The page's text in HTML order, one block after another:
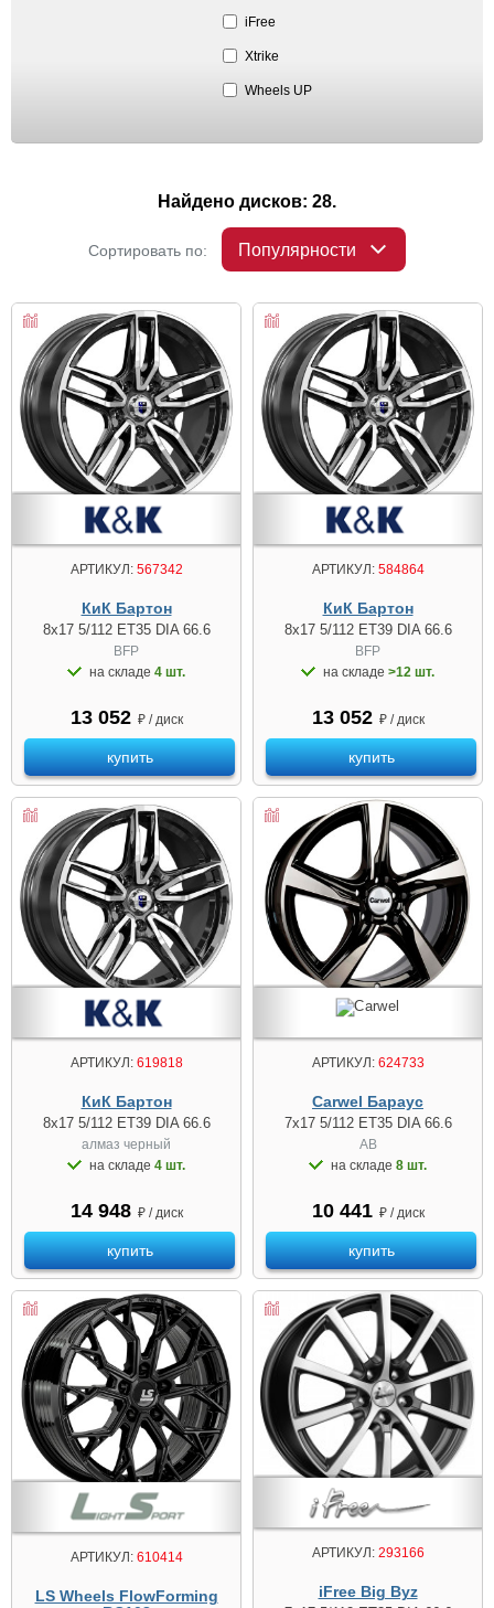
iFree
Xtrike
Wheels UP
Найдено дисков: 28.
Сортировать по: Популярности
АРТИКУЛ:567342
КиК Бартон
8x17 5/112 ET35 DIA 66.6
BFP
на складе 4 шт.
13 052 ₽ / диск
купить
АРТИКУЛ:584864
КиК Бартон
8x17 5/112 ET39 DIA 66.6
BFP
на складе >12 шт.
13 052 ₽ / диск
купить
АРТИКУЛ:619818
КиК Бартон
8x17 5/112 ET39 DIA 66.6
алмаз черный
на складе 4 шт.
14 948 ₽ / диск
купить
АРТИКУЛ:624733
Carwel Бараус
7x17 5/112 ET35 DIA 66.6
AB
на складе 8 шт.
10 441 ₽ / диск
купить
АРТИКУЛ:610414
LS Wheels FlowForming
АРТИКУЛ:293166
iFree Big Byz